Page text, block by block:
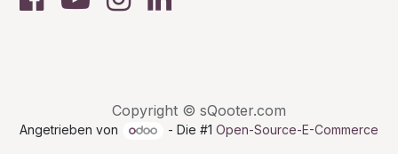
Copyright © sQooter.com
Angetrieben von - Die #1Open-Source-E-Commerce